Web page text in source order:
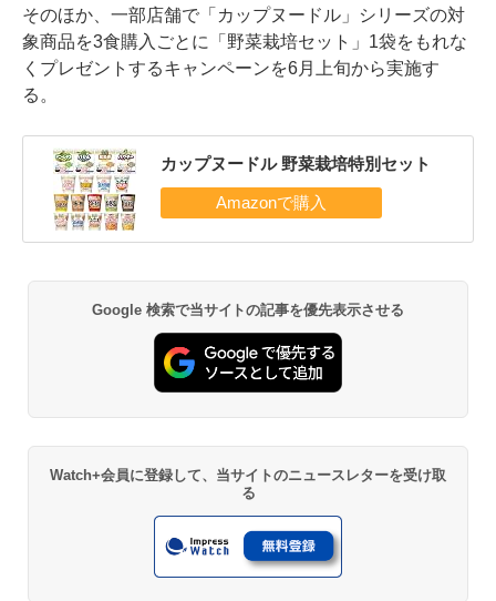
そのほか、一部店舗で「カップヌードル」シリーズの対
象商品を3食購入ごとに「野菜栽培セット」1袋をもれな
くプレゼントするキャンペーンを6月上旬から実施す
る。
カップヌードル 野菜栽培特別セット
Google 検索で当サイトの記事を優先表示させる
Watch+会員に登録して、当サイトのニュースレターを受け取
る